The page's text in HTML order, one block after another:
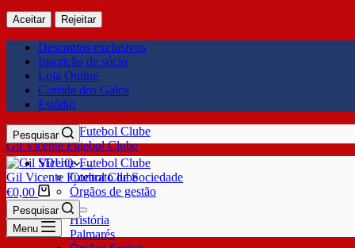
Aceitar Rejeitar
Descontos exclusivos
Inscrição de sócio
Loja Online
Corrida dos Galos
Estádio
Gil Vicente Futebol Clube
Pesquisar
SDUQ
Contrato de Sociedade
Órgãos de gestão
Clube
História
Palmarés
Gil Vicente Futebol Clube
€0,00
Pesquisar
Menu